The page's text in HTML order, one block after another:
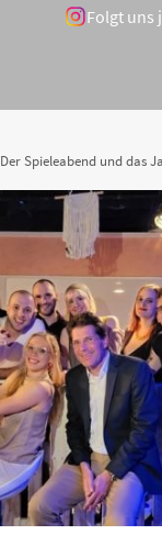
Folgt uns
Der Spieleabend und das